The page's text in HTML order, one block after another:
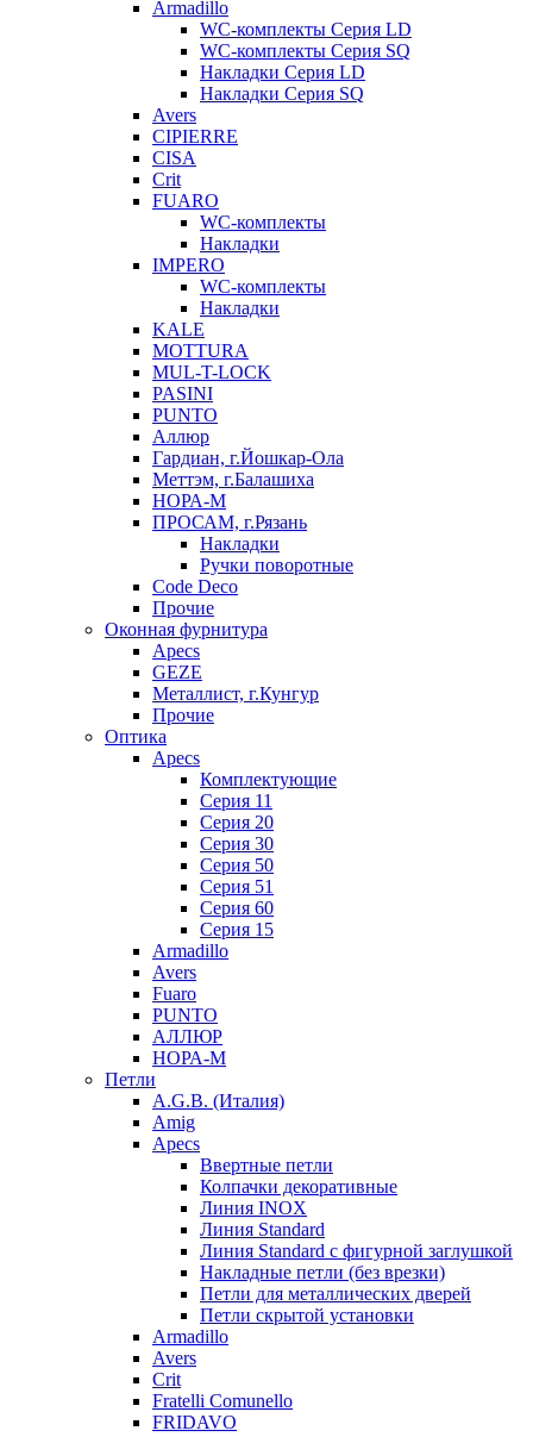
Armadillo
WC-комплекты Серия LD
WC-комплекты Серия SQ
Накладки Серия LD
Накладки Серия SQ
Avers
CIPIERRE
CISA
Crit
FUARO
WC-комплекты
Накладки
IMPERO
WC-комплекты
Накладки
KALE
MOTTURA
MUL-T-LOCK
PASINI
PUNTO
Аллюр
Гардиан, г.Йошкар-Ола
Меттэм, г.Балашиха
НОРА-М
ПРОСАМ, г.Рязань
Накладки
Ручки поворотные
Code Deco
Прочие
Оконная фурнитура
Apecs
GEZE
Металлист, г.Кунгур
Прочие
Оптика
Apecs
Комплектующие
Серия 11
Серия 20
Серия 30
Серия 50
Серия 51
Серия 60
Серия 15
Armadillo
Avers
Fuaro
PUNTO
АЛЛЮР
НОРА-М
Петли
A.G.B. (Италия)
Amig
Apecs
Ввертные петли
Колпачки декоративные
Линия INOX
Линия Standard
Линия Standard с фигурной заглушкой
Накладные петли (без врезки)
Петли для металлических дверей
Петли скрытой установки
Armadillo
Avers
Crit
Fratelli Comunello
FRIDAVO